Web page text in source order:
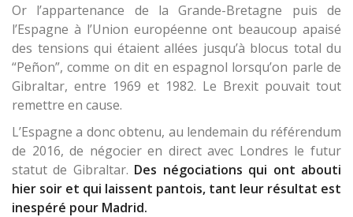
Or l’appartenance de la Grande-Bretagne puis de
l’Espagne à l’Union européenne ont beaucoup apaisé
des tensions qui étaient allées jusqu’à blocus total du
“Peñon”, comme on dit en espagnol lorsqu’on parle de
Gibraltar, entre 1969 et 1982. Le Brexit pouvait tout
remettre en cause.
L’Espagne a donc obtenu, au lendemain du référendum
de 2016, de négocier en direct avec Londres le futur
statut de Gibraltar. Des négociations qui ont abouti
hier soir et qui laissent pantois, tant leur résultat est
inespéré pour Madrid.